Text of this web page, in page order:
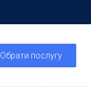
Обрати послугу